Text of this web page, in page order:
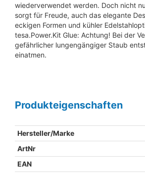
wiederverwendet werden. Doch nicht
sorgt für Freude, auch das elegante
eckigen Formen und kühler
tesa.Power.Kit Glue: Achtung! Bei der
gefährlicher lungengängiger Staub
einatmen.
Produkteigenschaften
Hersteller/Marke
ArtNr
EAN